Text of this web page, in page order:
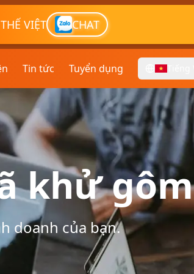
VIỆT CHAT
Tin tức Tuyển dụng
khử gôm
doanh của bạn.